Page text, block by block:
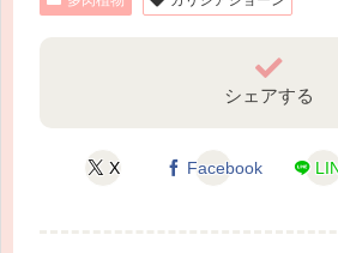
シェアする
X Facebook